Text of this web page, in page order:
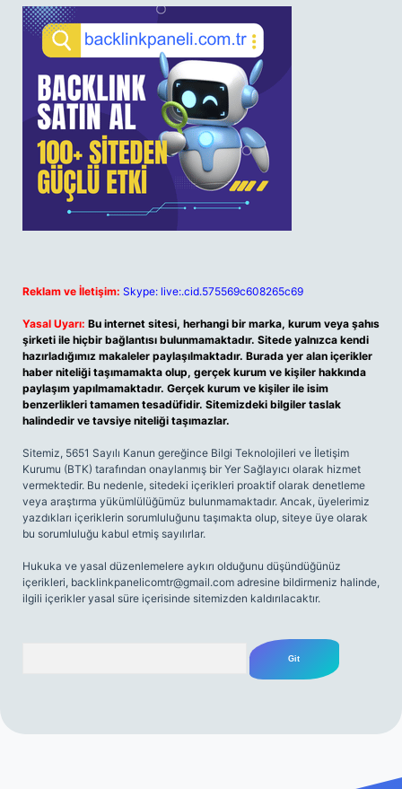
Reklam ve İletişim: Skype: live:.cid.575569c608265c69
Yasal Uyarı: Bu internet sitesi, herhangi bir marka, kurum veya şahıs
şirketi ile hiçbir bağlantısı bulunmamaktadır. Sitede yalnızca kendi
hazırladığımız makaleler paylaşılmaktadır. Burada yer alan içerikler
haber niteliği taşımamakta olup, gerçek kurum ve kişiler hakkında
paylaşım yapılmamaktadır. Gerçek kurum ve kişiler ile isim
benzerlikleri tamamen tesadüfidir. Sitemizdeki bilgiler taslak
halindedir ve tavsiye niteliği taşımazlar.
Sitemiz, 5651 Sayılı Kanun gereğince Bilgi Teknolojileri ve İletişim
Kurumu (BTK) tarafından onaylanmış bir Yer Sağlayıcı olarak hizmet
vermektedir. Bu nedenle, sitedeki içerikleri proaktif olarak denetleme
veya araştırma yükümlülüğümüz bulunmamaktadır. Ancak, üyelerimiz
yazdıkları içeriklerin sorumluluğunu taşımakta olup, siteye üye olarak
bu sorumluluğu kabul etmiş sayılırlar.
Hukuka ve yasal düzenlemelere aykırı olduğunu düşündüğünüz
içerikleri, backlinkpanelicomtr@gmail.com adresine bildirmeniz halinde,
ilgili içerikler yasal süre içerisinde sitemizden kaldırılacaktır.